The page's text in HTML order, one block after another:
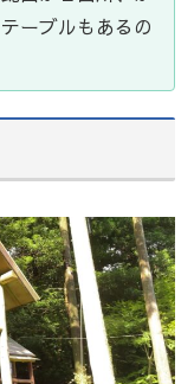
ーブルもあるの